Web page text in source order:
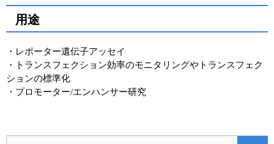
用途
・レポーター遺伝子アッセイ
・トランスフェクション効率のモニタリングやトランスフェク
ションの標準化
・プロモーター/エンハンサー研究